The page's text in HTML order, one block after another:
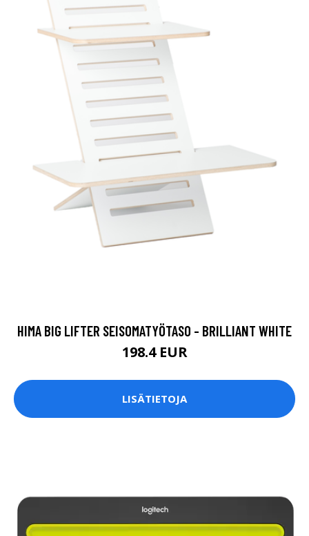
HIMA BIG LIFTER SEISOMATYÖTASO - BRILLIANT WHITE
198.4 EUR
LISÄTIETOJA